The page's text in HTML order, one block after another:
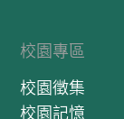
校園專區
校園徵集
校園記憶